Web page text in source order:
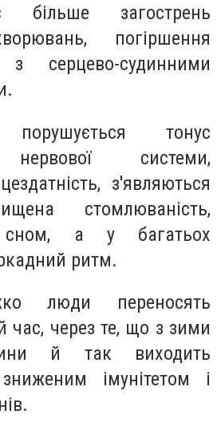
більше загострень
погіршення
серцево-судинними
тонус
нервової системи,
з'являються
стомлюваність,
а у багатьох
ритм.
люди переносять
час, через те, що з зими
й так виходить
імунітетом і